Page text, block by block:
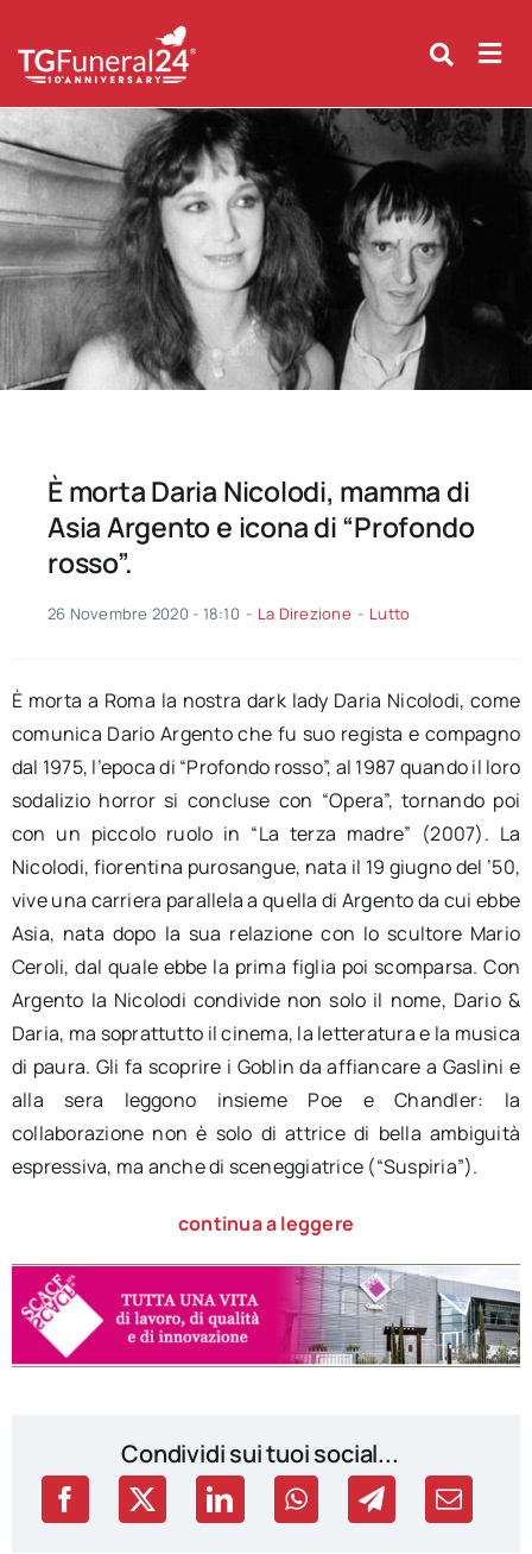
content
È morta Daria Nicolodi, mamma di
Asia Argento e icona di “Profondo
rosso”.
26 Novembre 2020 - 18:10 - La Direzione - Lutto
È morta a Roma la nostra dark lady Daria Nicolodi, come
comunica Dario Argento che fu suo regista e compagno
dal 1975, l’epoca di “Profondo rosso”, al 1987 quando il loro
sodalizio horror si concluse con “Opera”, tornando poi
con un piccolo ruolo in “La terza madre” (2007). La
Nicolodi, fiorentina purosangue, nata il 19 giugno del ’50,
vive una carriera parallela a quella di Argento da cui ebbe
Asia, nata dopo la sua relazione con lo scultore Mario
Ceroli, dal quale ebbe la prima figlia poi scomparsa. Con
Argento la Nicolodi condivide non solo il nome, Dario &
Daria, ma soprattutto il cinema, la letteratura e la musica
di paura. Gli fa scoprire i Goblin da affiancare a Gaslini e
alla sera leggono insieme Poe e Chandler: la
collaborazione non è solo di attrice di bella ambiguità
espressiva, ma anche di sceneggiatrice (“Suspiria”).
continua a leggere
Condividi sui tuoi social...